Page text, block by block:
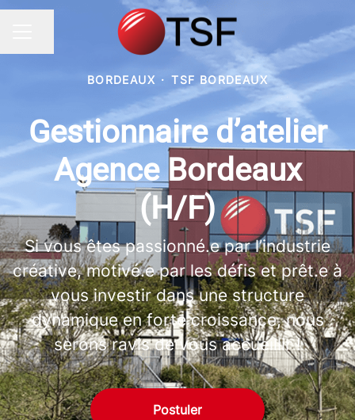
Partager la page
BORDEAUX · TSF BORDEAUX
Gestionnaire d’atelier
Agence Bordeaux
(H/F)
Si vous êtes passionné.e par l’industrie
créative, motivé.e par les défis et prêt.e à
vous investir dans une structure
dynamique en forte croissance, nous
serons ravis de vous accueillir !
Postuler